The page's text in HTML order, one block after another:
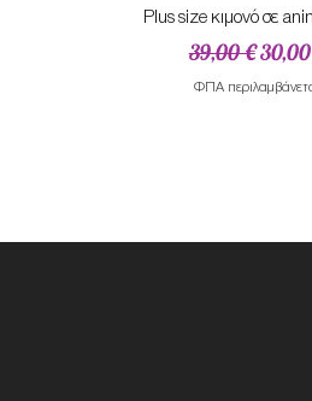
Γρήγορη
Plus size κιμονό σε
Κανονική τιμή
39,00 €Τιμή
ΦΠΑ